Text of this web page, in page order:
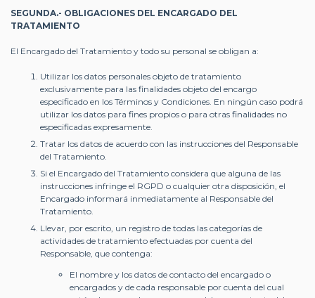
SEGUNDA.- OBLIGACIONES DEL ENCARGADO DEL
TRATAMIENTO
El Encargado del Tratamiento y todo su personal se obligan a:
Utilizar los datos personales objeto de tratamiento
exclusivamente para las finalidades objeto del encargo
especificado en los Términos y Condiciones. En ningún caso podrá
utilizar los datos para fines propios o para otras finalidades no
especificadas expresamente.
Tratar los datos de acuerdo con las instrucciones del Responsable
del Tratamiento.
Si el Encargado del Tratamiento considera que alguna de las
instrucciones infringe el RGPD o cualquier otra disposición, el
Encargado informará inmediatamente al Responsable del
Tratamiento.
Llevar, por escrito, un registro de todas las categorías de
actividades de tratamiento efectuadas por cuenta del
Responsable, que contenga:
El nombre y los datos de contacto del encargado o
encargados y de cada responsable por cuenta del cual